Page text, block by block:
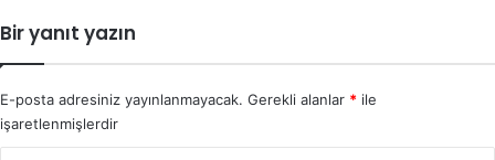
Bir yanıt yazın
E-posta adresiniz yayınlanmayacak. Gerekli alanlar * ile
işaretlenmişlerdir